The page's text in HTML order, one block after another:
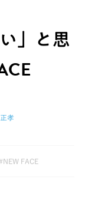
」と思
孝
#NEW FACE